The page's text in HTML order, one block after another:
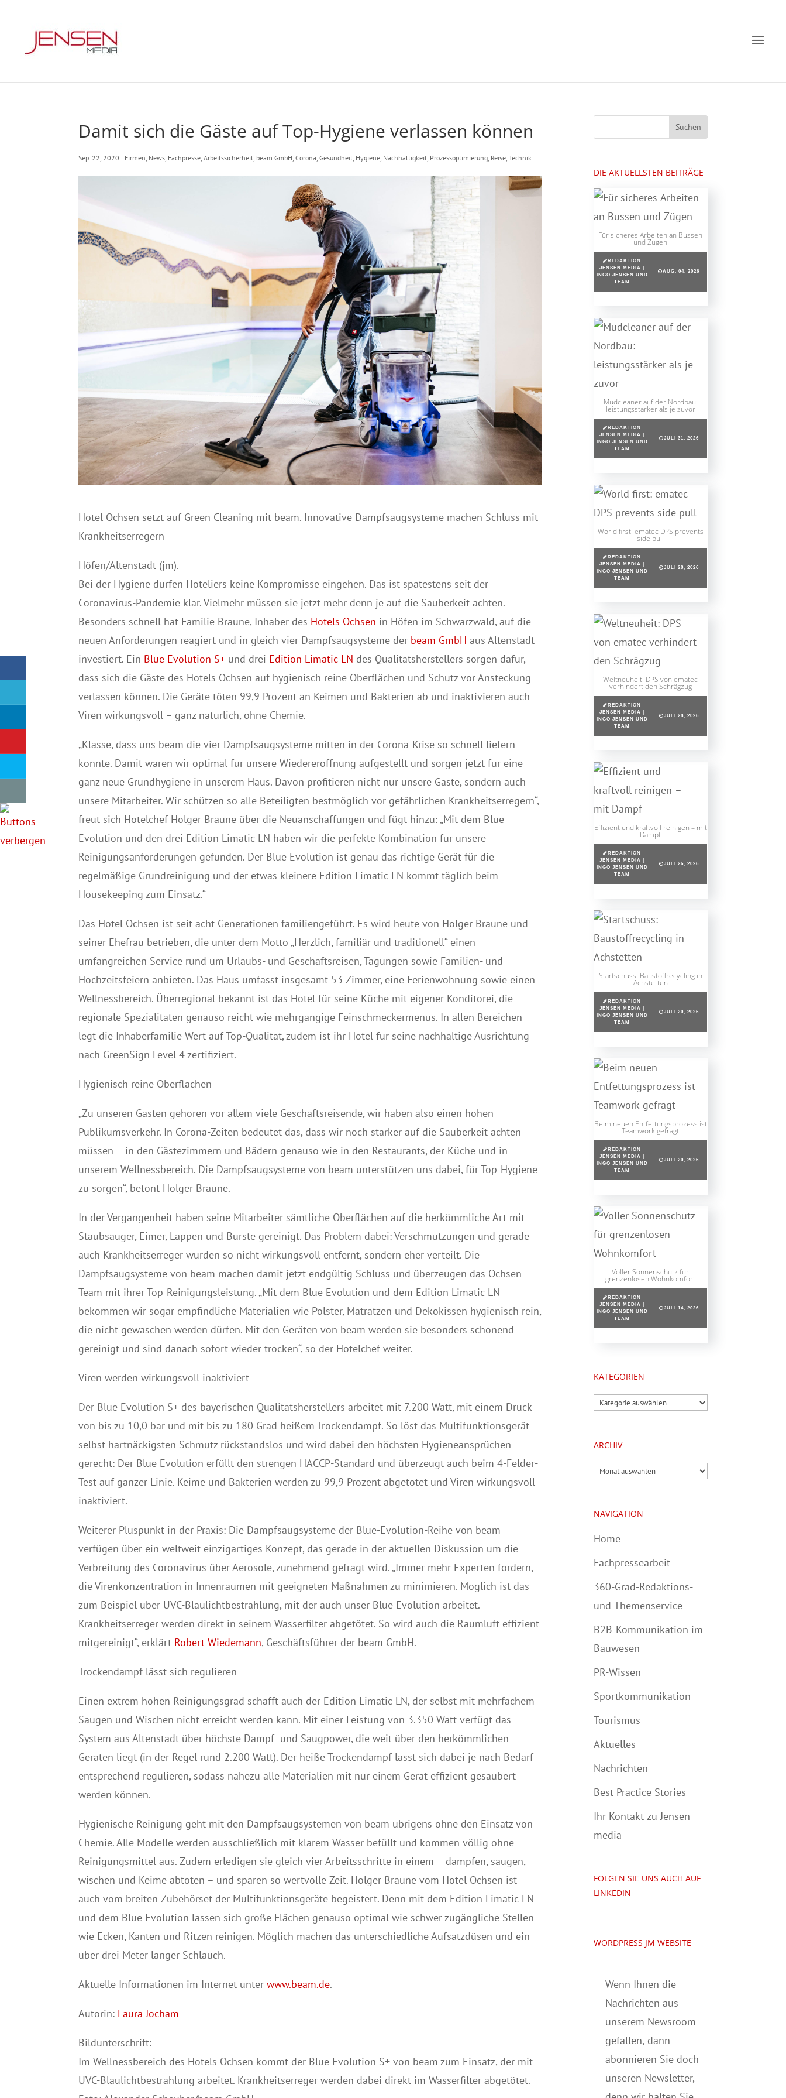
Damit sich die Gäste auf Top-Hygiene verlassen können
Sep. 22, 2020 | Firmen, News, Fachpresse,Arbeitssicherheit, beam GmbH,Corona,Gesundheit, Hygiene, Nachhaltigkeit, Prozessoptimierung, Reise,Technik
Hotel Ochsen setzt auf Green Cleaning mit beam. Innovative Dampfsaugsysteme machen Schluss mit
Krankheitserregern
Höfen/Altenstadt (jm).
Bei der Hygiene dürfen Hoteliers keine Kompromisse eingehen. Das ist spätestens seit der
Coronavirus-Pandemie klar. Vielmehr müssen sie jetzt mehr denn je auf die Sauberkeit achten.
Besonders schnell hat Familie Braune, Inhaber des Hotels Ochsen in Höfen im Schwarzwald, auf die
neuen Anforderungen reagiert und in gleich vier Dampfsaugsysteme der beam GmbH aus Altenstadt
investiert. Ein Blue Evolution S+ und drei Edition Limatic LN des Qualitätsherstellers sorgen dafür,
dass sich die Gäste des Hotels Ochsen auf hygienisch reine Oberflächen und Schutz vor Ansteckung
verlassen können. Die Geräte töten 99,9 Prozent an Keimen und Bakterien ab und inaktivieren auch
Viren wirkungsvoll – ganz natürlich, ohne Chemie.
„Klasse, dass uns beam die vier Dampfsaugsysteme mitten in der Corona-Krise so schnell liefern
konnte. Damit waren wir optimal für unsere Wiedereröffnung aufgestellt und sorgen jetzt für eine
ganz neue Grundhygiene in unserem Haus. Davon profitieren nicht nur unsere Gäste, sondern auch
unsere Mitarbeiter. Wir schützen so alle Beteiligten bestmöglich vor gefährlichen Krankheitserregern“,
freut sich Hotelchef Holger Braune über die Neuanschaffungen und fügt hinzu: „Mit dem Blue
Evolution und den drei Edition Limatic LN haben wir die perfekte Kombination für unsere
Reinigungsanforderungen gefunden. Der Blue Evolution ist genau das richtige Gerät für die
regelmäßige Grundreinigung und der etwas kleinere Edition Limatic LN kommt täglich beim
Housekeeping zum Einsatz.“
Das Hotel Ochsen ist seit acht Generationen familiengeführt. Es wird heute von Holger Braune und
seiner Ehefrau betrieben, die unter dem Motto „Herzlich, familiär und traditionell“ einen
umfangreichen Service rund um Urlaubs- und Geschäftsreisen, Tagungen sowie Familien- und
Hochzeitsfeiern anbieten. Das Haus umfasst insgesamt 53 Zimmer, eine Ferienwohnung sowie einen
Wellnessbereich. Überregional bekannt ist das Hotel für seine Küche mit eigener Konditorei, die
regionale Spezialitäten genauso reicht wie mehrgängige Feinschmeckermenüs. In allen Bereichen
legt die Inhaberfamilie Wert auf Top-Qualität, zudem ist ihr Hotel für seine nachhaltige Ausrichtung
nach GreenSign Level 4 zertifiziert.
Hygienisch reine Oberflächen
„Zu unseren Gästen gehören vor allem viele Geschäftsreisende, wir haben also einen hohen
Publikumsverkehr. In Corona-Zeiten bedeutet das, dass wir noch stärker auf die Sauberkeit achten
müssen – in den Gästezimmern und Bädern genauso wie in den Restaurants, der Küche und in
unserem Wellnessbereich. Die Dampfsaugsysteme von beam unterstützen uns dabei, für Top-Hygiene
zu sorgen“, betont Holger Braune.
In der Vergangenheit haben seine Mitarbeiter sämtliche Oberflächen auf die herkömmliche Art mit
Staubsauger, Eimer, Lappen und Bürste gereinigt. Das Problem dabei: Verschmutzungen und gerade
auch Krankheitserreger wurden so nicht wirkungsvoll entfernt, sondern eher verteilt. Die
Dampfsaugsysteme von beam machen damit jetzt endgültig Schluss und überzeugen das Ochsen-
Team mit ihrer Top-Reinigungsleistung. „Mit dem Blue Evolution und dem Edition Limatic LN
bekommen wir sogar empfindliche Materialien wie Polster, Matratzen und Dekokissen hygienisch rein,
die nicht gewaschen werden dürfen. Mit den Geräten von beam werden sie besonders schonend
gereinigt und sind danach sofort wieder trocken“, so der Hotelchef weiter.
Viren werden wirkungsvoll inaktiviert
Der Blue Evolution S+ des bayerischen Qualitätsherstellers arbeitet mit 7.200 Watt, mit einem Druck
von bis zu 10,0 bar und mit bis zu 180 Grad heißem Trockendampf. So löst das Multifunktionsgerät
selbst hartnäckigsten Schmutz rückstandslos und wird dabei den höchsten Hygieneansprüchen
gerecht: Der Blue Evolution erfüllt den strengen HACCP-Standard und überzeugt auch beim 4-Felder-
Test auf ganzer Linie. Keime und Bakterien werden zu 99,9 Prozent abgetötet und Viren wirkungsvoll
inaktiviert.
Weiterer Pluspunkt in der Praxis: Die Dampfsaugsysteme der Blue-Evolution-Reihe von beam
verfügen über ein weltweit einzigartiges Konzept, das gerade in der aktuellen Diskussion um die
Verbreitung des Coronavirus über Aerosole, zunehmend gefragt wird. „Immer mehr Experten fordern,
die Virenkonzentration in Innenräumen mit geeigneten Maßnahmen zu minimieren. Möglich ist das
zum Beispiel über UVC-Blaulichtbestrahlung, mit der auch unser Blue Evolution arbeitet.
Krankheitserreger werden direkt in seinem Wasserfilter abgetötet. So wird auch die Raumluft effizient
mitgereinigt“, erklärt Robert Wiedemann, Geschäftsführer der beam GmbH.
Trockendampf lässt sich regulieren
Einen extrem hohen Reinigungsgrad schafft auch der Edition Limatic LN, der selbst mit mehrfachem
Saugen und Wischen nicht erreicht werden kann. Mit einer Leistung von 3.350 Watt verfügt das
System aus Altenstadt über höchste Dampf- und Saugpower, die weit über den herkömmlichen
Geräten liegt (in der Regel rund 2.200 Watt). Der heiße Trockendampf lässt sich dabei je nach Bedarf
entsprechend regulieren, sodass nahezu alle Materialien mit nur einem Gerät effizient gesäubert
werden können.
Hygienische Reinigung geht mit den Dampfsaugsystemen von beam übrigens ohne den Einsatz von
Chemie. Alle Modelle werden ausschließlich mit klarem Wasser befüllt und kommen völlig ohne
Reinigungsmittel aus. Zudem erledigen sie gleich vier Arbeitsschritte in einem – dampfen, saugen,
wischen und Keime abtöten – und sparen so wertvolle Zeit. Holger Braune vom Hotel Ochsen ist
auch vom breiten Zubehörset der Multifunktionsgeräte begeistert. Denn mit dem Edition Limatic LN
und dem Blue Evolution lassen sich große Flächen genauso optimal wie schwer zugängliche Stellen
wie Ecken, Kanten und Ritzen reinigen. Möglich machen das unterschiedliche Aufsatzdüsen und ein
über drei Meter langer Schlauch.
Aktuelle Informationen im Internet unterwww.beam.de.
Autorin: Laura Jocham
Bildunterschrift:
Im Wellnessbereich des Hotels Ochsen kommt der Blue Evolution S+ von beam zum Einsatz, der mit
UVC-Blaulichtbestrahlung arbeitet. Krankheitserreger werden dabei direkt im Wasserfilter abgetötet.
DIE AKTUELLSTEN BEITRÄGE
Für sicheres Arbeiten an Bussen
und Zügen
REDAKTION
JENSEN MEDIA |
INGO JENSEN UND
TEAM
AUG. 04, 2026
Mudcleaner auf der Nordbau:
leistungsstärker als je zuvor
REDAKTION
JENSEN MEDIA |
INGO JENSEN UND
TEAM
JULI 31, 2026
World first: ematec DPS prevents
side pull
REDAKTION
JENSEN MEDIA |
INGO JENSEN UND
TEAM
JULI 28, 2026
Weltneuheit: DPS von ematec
verhindert den Schrägzug
REDAKTION
JENSEN MEDIA |
INGO JENSEN UND
TEAM
JULI 28, 2026
Effizient und kraftvoll reinigen – mit
Dampf
REDAKTION
JENSEN MEDIA |
INGO JENSEN UND
TEAM
JULI 26, 2026
Startschuss: Baustoffrecycling in
Achstetten
REDAKTION
JENSEN MEDIA |
INGO JENSEN UND
TEAM
JULI 20, 2026
Beim neuen Entfettungsprozess ist
Teamwork gefragt
REDAKTION
JENSEN MEDIA |
INGO JENSEN UND
TEAM
JULI 20, 2026
Voller Sonnenschutz für
grenzenlosen Wohnkomfort
REDAKTION
JENSEN MEDIA |
INGO JENSEN UND
TEAM
JULI 14, 2026
KATEGORIEN
Kategorien
ARCHIV
Archiv
NAVIGATION
Home
Fachpressearbeit
360-Grad-Redaktions-
und Themenservice
B2B-Kommunikation im
Bauwesen
PR-Wissen
Sportkommunikation
Tourismus
Aktuelles
Nachrichten
Best Practice Stories
Ihr Kontakt zu Jensen
media
FOLGEN SIE UNS AUCH AUF
LINKEDIN
WORDPRESS JM WEBSITE
Wenn Ihnen die
Nachrichten aus
unserem Newsroom
gefallen, dann
abonnieren Sie doch
unseren Newsletter,